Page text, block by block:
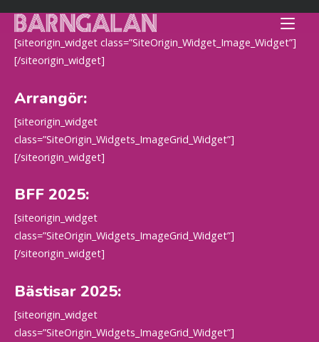
content
Home
[siteorigin_widget class=”SiteOrigin_Widget_Image_Widget”]
[/siteorigin_widget]
Arrangör:
[siteorigin_widget
class=”SiteOrigin_Widgets_ImageGrid_Widget”]
[/siteorigin_widget]
BFF 2025:
[siteorigin_widget
class=”SiteOrigin_Widgets_ImageGrid_Widget”]
[/siteorigin_widget]
Bästisar 2025:
[siteorigin_widget
class=”SiteOrigin_Widgets_ImageGrid_Widget”]